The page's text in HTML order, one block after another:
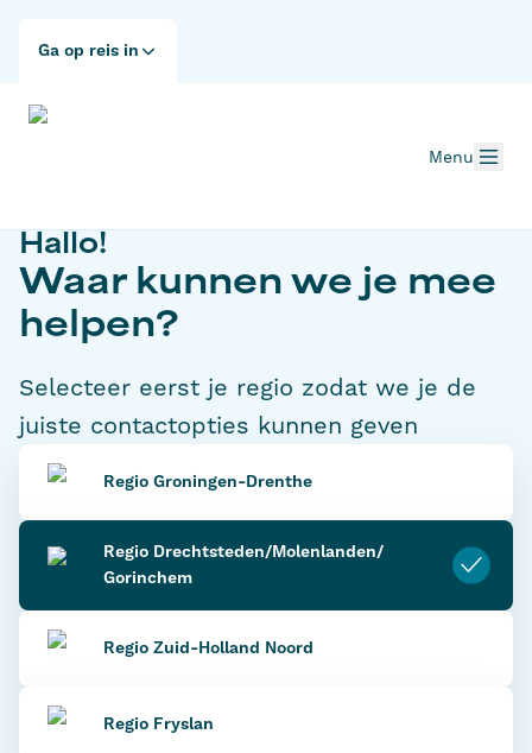
Ga op reis in
Menu
Hallo!
Waar kunnen we je mee
helpen?
Selecteer eerst je regio zodat we je de
juiste contactopties kunnen geven
Regio Groningen-Drenthe
Regio Drechtsteden/Molenlanden/
Gorinchem
Regio Zuid-Holland Noord
Regio Fryslan